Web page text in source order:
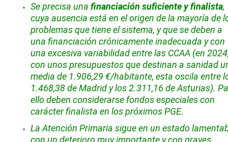
Se precisa una financiación suficiente y finalista,
cuya ausencia está en el origen de la mayoría de
problemas que tiene el sistema, y que se deben a
una financiación crónicamente inadecuada y con
una excesiva variabilidad entre las CCAA (en
con unos presupuestos que destinan a sanidad
media de 1.906,29 €/habitante, esta oscila entre
1.468,38 de Madrid y los 2.311,16 de Asturias).
ello deben considerarse fondos especiales con
carácter finalista en los próximos PGE.
La Atención Primaria sigue en un estado
con un deterioro muy importante y con graves